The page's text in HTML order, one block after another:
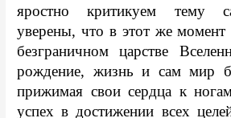
яростно критикуем тему
уверены, что в этот же момент
безграничном царстве
рождение, жизнь и сам мир
прижимая свои сердца к
успех в достижении всех